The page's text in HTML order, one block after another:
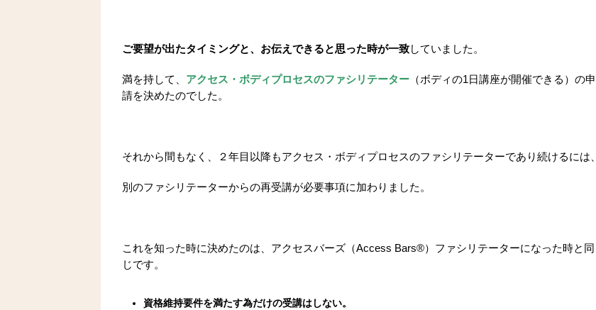
ご要望が出たタイミングと、お伝えできると思った時が一致していました。
満を持して、 アクセス・ボディプロセスのファシリテーター （ボディの1日講座が開催できる）の申
請を決めたのでした。
それから間もなく、２年目以降もアクセス・ボディプロセスのファシリテーターであり続けるには、
別のファシリテーターからの再受講が必要事項に加わりました。
これを知った時に決めたのは、アクセスバーズ（Access Bars®）ファシリテーターになった時と同
じです。
資格維持要件を満たす為だけの受講はしない。